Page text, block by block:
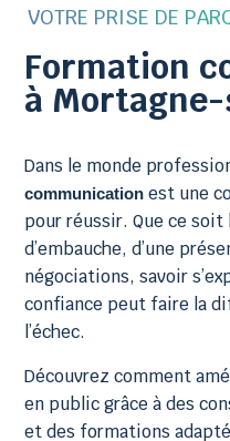
VOTRE PRISE DE
Formation
à
Dans le monde
communicationest une
pour réussir. Que ce soit
d’embauche, d’une
négociations, savoir
confiance peut faire la
l’échec.
Découvrez comment
en public grâce à des
et des formations